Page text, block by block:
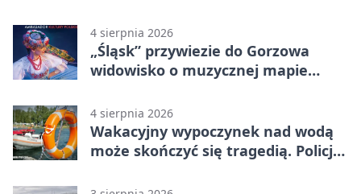
4 sierpnia 2026
„Śląsk” przywiezie do Gorzowa
widowisko o muzycznej mapie
4 sierpnia 2026
Wakacyjny wypoczynek nad wodą
może skończyć się tragedią. Policja